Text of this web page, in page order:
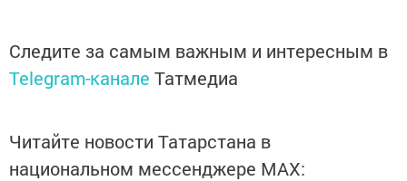
Следите за самым важным и интересным в
Telegram-канале Татмедиа
Читайте новости Татарстана в
национальном мессенджере MАХ: